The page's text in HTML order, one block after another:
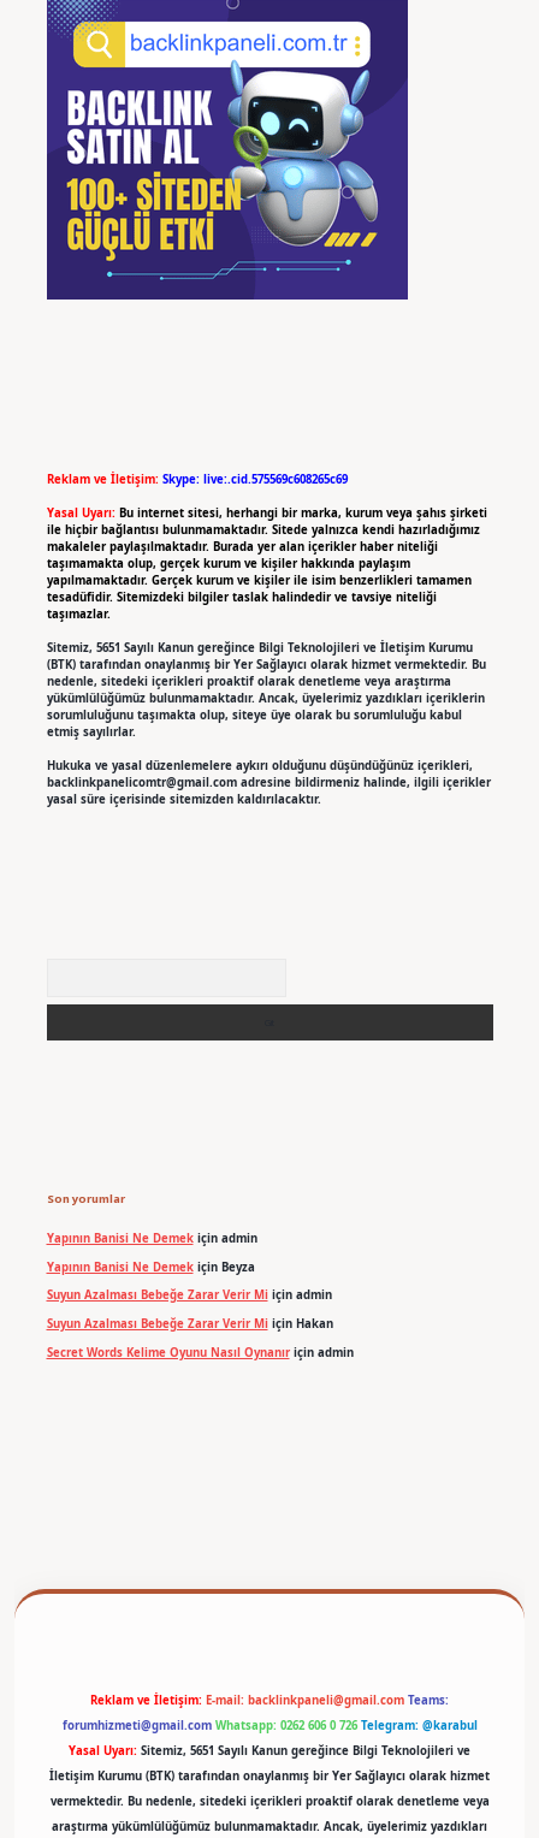
Reklam ve İletişim: Skype: live:.cid.575569c608265c69
Yasal Uyarı: Bu internet sitesi, herhangi bir marka, kurum veya şahıs şirketi
ile hiçbir bağlantısı bulunmamaktadır. Sitede yalnızca kendi hazırladığımız
makaleler paylaşılmaktadır. Burada yer alan içerikler haber niteliği
taşımamakta olup, gerçek kurum ve kişiler hakkında paylaşım
yapılmamaktadır. Gerçek kurum ve kişiler ile isim benzerlikleri tamamen
tesadüfidir. Sitemizdeki bilgiler taslak halindedir ve tavsiye niteliği
taşımazlar.
Sitemiz, 5651 Sayılı Kanun gereğince Bilgi Teknolojileri ve İletişim Kurumu
(BTK) tarafından onaylanmış bir Yer Sağlayıcı olarak hizmet vermektedir. Bu
nedenle, sitedeki içerikleri proaktif olarak denetleme veya araştırma
yükümlülüğümüz bulunmamaktadır. Ancak, üyelerimiz yazdıkları içeriklerin
sorumluluğunu taşımakta olup, siteye üye olarak bu sorumluluğu kabul
etmiş sayılırlar.
Hukuka ve yasal düzenlemelere aykırı olduğunu düşündüğünüz içerikleri,
backlinkpanelicomtr@gmail.comadresine bildirmeniz halinde, ilgili içerikler
yasal süre içerisinde sitemizden kaldırılacaktır.
Son yorumlar
Yapının Banisi Ne Demekiçin admin
Yapının Banisi Ne Demekiçin Beyza
Suyun Azalması Bebeğe Zarar Verir Miiçin admin
Suyun Azalması Bebeğe Zarar Verir Miiçin Hakan
Secret Words Kelime Oyunu Nasıl Oynanıriçin admin
Reklam ve İletişim: E-mail: backlinkpaneli@gmail.com Teams:
forumhizmeti@gmail.com Whatsapp: 0262 606 0 726 Telegram: @karabul
Yasal Uyarı: Sitemiz, 5651 Sayılı Kanun gereğince Bilgi Teknolojileri ve
İletişim Kurumu (BTK) tarafından onaylanmış bir Yer Sağlayıcı olarak hizmet
vermektedir. Bu nedenle, sitedeki içerikleri proaktif olarak denetleme veya
araştırma yükümlülüğümüz bulunmamaktadır. Ancak, üyelerimiz yazdıkları